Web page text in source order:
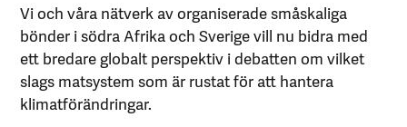
Vi och våra nätverk av organiserade småskaliga
bönder i södra Afrika och Sverige vill nu bidra med
ett bredare globalt perspektiv i debatten om vilket
slags matsystem som är rustat för att hantera
klimatförändringar.